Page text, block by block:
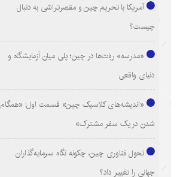
آمریکا با تحریم چین و مقصرتراشی به دنبال
چیست؟
«مدرسه» ربات‌ها در چین؛ پلی میان آزمایشگاه و
دنیای واقعی
«اندیشه‌های کلاسیک چین» قسمت اول: «همگام
شدن در یک سفر مشترک»
تحول فناوری چین، چکونه نگاه سرمایه‌گذاران
جهانی را تغییر داد؟